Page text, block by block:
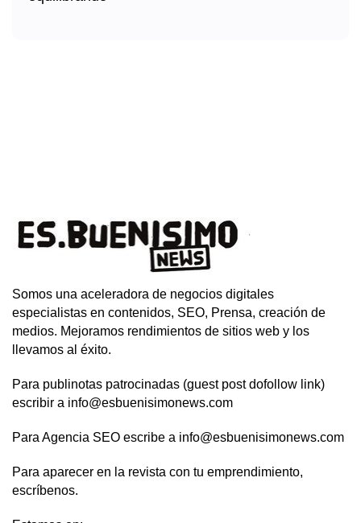
Somos una aceleradora de negocios digitales
especialistas en contenidos, SEO, Prensa, creación de
medios. Mejoramos rendimientos de sitios web y los
llevamos al éxito.
Para publinotas patrocinadas (guest post dofollow link)
escribir a info@esbuenisimonews.com
Para Agencia SEO escribe a info@esbuenisimonews.com
Para aparecer en la revista con tu emprendimiento,
escríbenos.